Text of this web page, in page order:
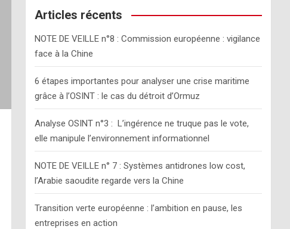
c
Articles récents
NOTE DE VEILLE n°8 : Commission européenne : vigilance
face à la Chine
6 étapes importantes pour analyser une crise maritime
grâce à l’OSINT : le cas du détroit d’Ormuz
Analyse OSINT n°3 : L’ingérence ne truque pas le vote,
elle manipule l’environnement informationnel
NOTE DE VEILLE n° 7 : Systèmes antidrones low cost,
l’Arabie saoudite regarde vers la Chine
Transition verte européenne : l’ambition en pause, les
entreprises en action